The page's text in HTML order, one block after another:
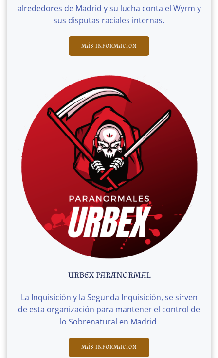
alrededores de Madrid y su lucha conta el Wyrm y
sus disputas raciales internas.
MÁS INFORMACIÓN
URBEX PARANORMAL
La Inquisición y la Segunda Inquisición, se sirven
de esta organización para mantener el control de
lo Sobrenatural en Madrid.
MÁS INFORMACIÓN